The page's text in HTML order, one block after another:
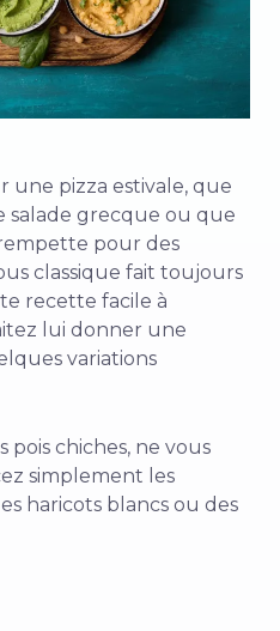
une pizza estivale, que
salade grecque ou que
pour des
classique fait toujours
recette facile à
lui donner une
variations
pois chiches, ne vous
simplement les
haricots blancs ou des